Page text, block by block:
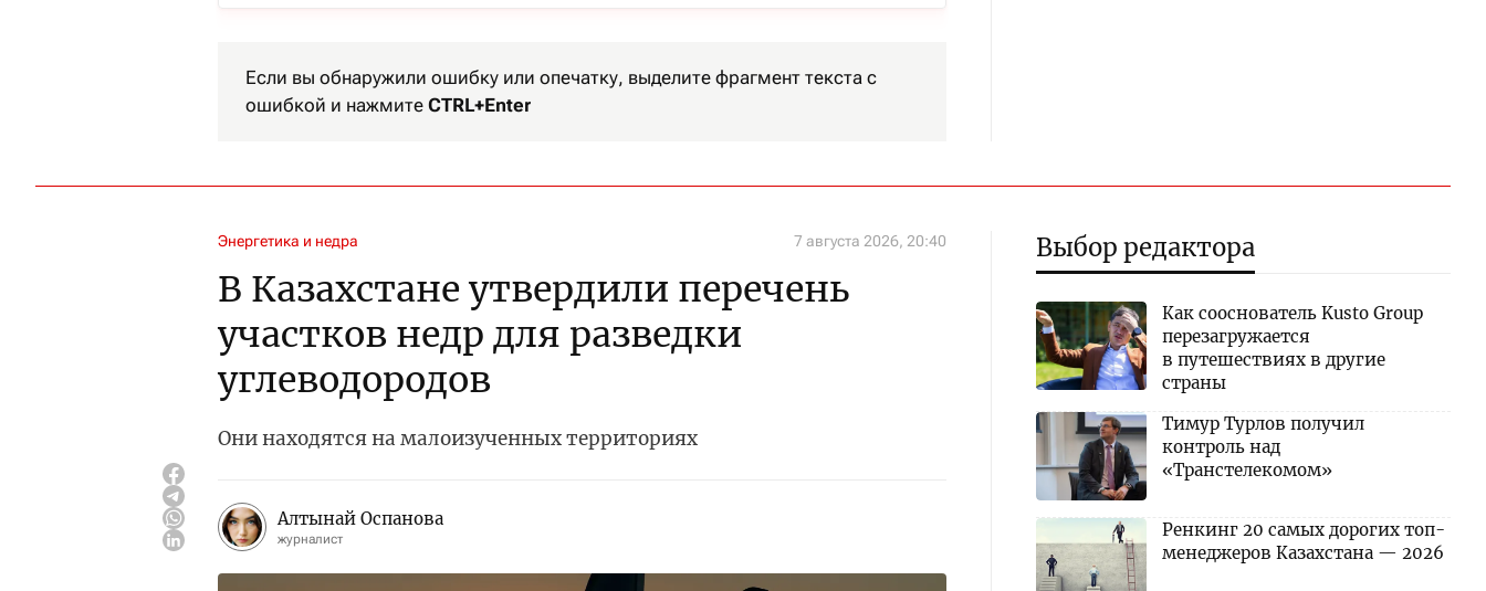
Если вы обнаружили ошибку или опечатку, выделите фрагмент текста с
ошибкой и нажмите CTRL+Enter
Энергетика и недра 7 августа 2026, 20:40
В Казахстане утвердили перечень
участков недр для разведки
углеводородов
Они находятся на малоизученных территориях
Алтынай Оспанова
журналист
Выбор редактора
Как сооснователь Kusto Group
перезагружается
в путешествиях в другие
страны
Тимур Турлов получил
контроль над
«Транстелекомом»
Ренкинг 20 самых дорогих топ-
менеджеров Казахстана — 2026